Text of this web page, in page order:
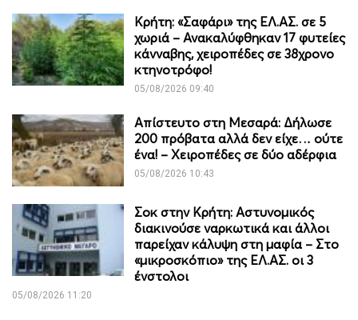
Κρήτη: «Σαφάρι» της ΕΛ.ΑΣ. σε 5
χωριά – Ανακαλύφθηκαν 17 φυτείες
κάνναβης, χειροπέδες σε 38χρονο
κτηνοτρόφο!
05/08/2026 09:40
Απίστευτο στη Μεσαρά: Δήλωσε
200 πρόβατα αλλά δεν είχε… ούτε
ένα! – Χειροπέδες σε δύο αδέρφια
05/08/2026 10:43
Σοκ στην Κρήτη: Αστυνομικός
διακινούσε ναρκωτικά και άλλοι
παρείχαν κάλυψη στη μαφία – Στο
«μικροσκόπιο» της ΕΛ.ΑΣ. οι 3
ένστολοι
05/08/2026 11:20